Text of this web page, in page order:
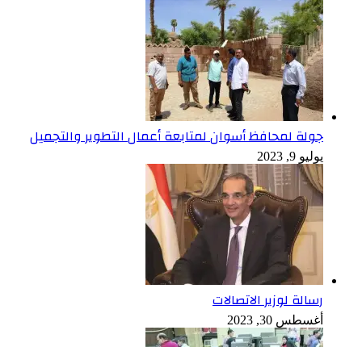
جولة لمحافظ أسوان لمتابعة أعمال التطوير والتجميل
يوليو 9, 2023
رسالة لوزير الاتصالات
أغسطس 30, 2023